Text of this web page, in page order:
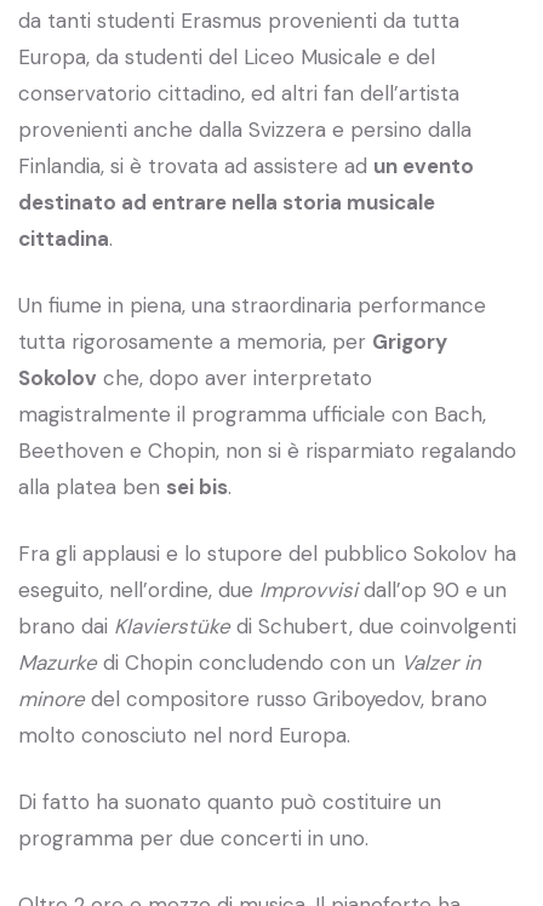
da tanti studenti Erasmus provenienti da tutta
Europa, da studenti del Liceo Musicale e del
conservatorio cittadino, ed altri fan dell’artista
provenienti anche dalla Svizzera e persino dalla
Finlandia, si è trovata ad assistere ad un evento
destinato ad entrare nella storia musicale
cittadina.
Un fiume in piena, una straordinaria performance
tutta rigorosamente a memoria, per Grigory
Sokolov che, dopo aver interpretato
magistralmente il programma ufficiale con Bach,
Beethoven e Chopin, non si è risparmiato regalando
alla platea ben sei bis.
Fra gli applausi e lo stupore del pubblico Sokolov ha
eseguito, nell’ordine, due Improvvisidall’op 90 e un
brano dai Klavierstükedi Schubert, due coinvolgenti
Mazurkedi Chopin concludendo con un Valzer in
minoredel compositore russo Griboyedov, brano
molto conosciuto nel nord Europa.
Di fatto ha suonato quanto può costituire un
programma per due concerti in uno.